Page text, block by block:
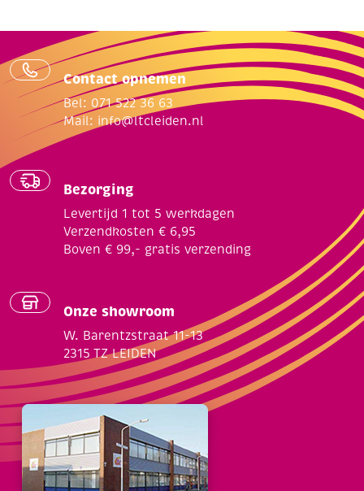
Contact opnemen
Bel: 071 522 36 63
Mail: info@ltcleiden.nl
Bezorging
Levertijd 1 tot 5 werkdagen
Verzendkosten € 6,95
Boven € 99,- gratis verzending
Onze showroom
W. Barentzstraat 11-13
2315 TZ LEIDEN